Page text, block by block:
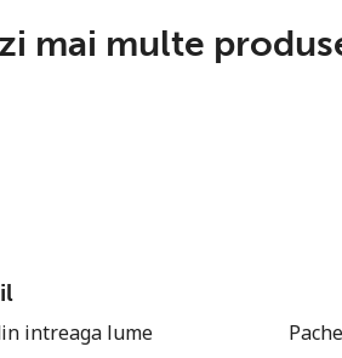
mai multe
intreaga lume